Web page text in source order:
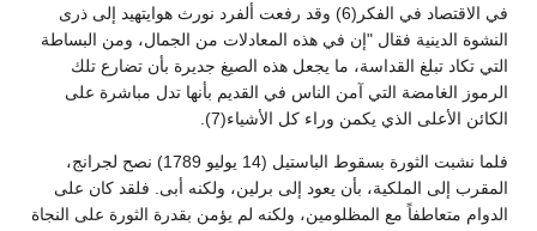
في الاقتصاد في الفكر(6) وقد رفعت ألفرد نورث هوايتهيد إلى ذرى
النشوة الدينية فقال "إن في هذه المعادلات من الجمال، ومن البساطة
التي تكاد تبلغ القداسة، ما يجعل هذه الصيغ جديرة بأن تضارع تلك
الرموز الغامضة التي آمن الناس في القديم بأنها تدل مباشرة على
الكائن الأعلى الذي يكمن وراء كل الأشياء(7).
فلما نشبت الثورة بسقوط الباستيل (14 يوليو 1789) نصح لجرانج،
المقرب إلى الملكية، بأن يعود إلى برلين، ولكنه أبى. فلقد كان على
الدوام متعاطفاً مع المظلومين، ولكنه لم يؤمن بقدرة الثورة على النجاة